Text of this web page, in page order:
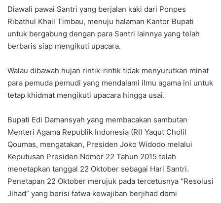
Diawali pawai Santri yang berjalan kaki dari Ponpes
Ribathul Khail Timbau, menuju halaman Kantor Bupati
untuk bergabung dengan para Santri lainnya yang telah
berbaris siap mengikuti upacara.
Walau dibawah hujan rintik-rintik tidak menyurutkan minat
para pemuda pemudi yang mendalami ilmu agama ini untuk
tetap khidmat mengikuti upacara hingga usai.
Bupati Edi Damansyah yang membacakan sambutan
Menteri Agama Republik Indonesia (RI) Yaqut Cholil
Qoumas, mengatakan, Presiden Joko Widodo melalui
Keputusan Presiden Nomor 22 Tahun 2015 telah
menetapkan tanggal 22 Oktober sebagai Hari Santri.
Penetapan 22 Oktober merujuk pada tercetusnya “Resolusi
Jihad” yang berisi fatwa kewajiban berjihad demi